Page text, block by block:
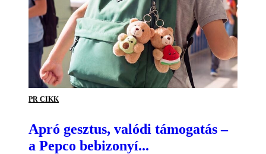
PR CIKK
Apró gesztus, valódi támogatás –
a Pepco bebizonyí...